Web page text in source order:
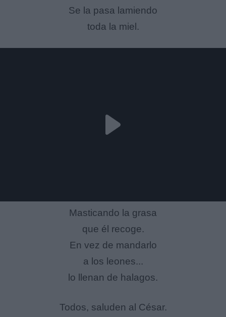
Se la pasa lamiendo
toda la miel.
Masticando la grasa
que él recoge.
En vez de mandarlo
a los leones...
lo llenan de halagos.
Todos, saluden al César.